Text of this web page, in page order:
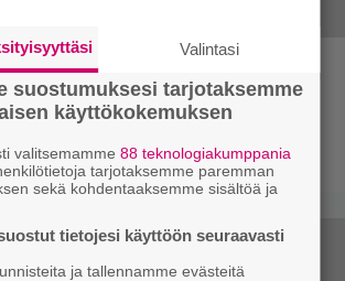
VII Revelation näytillä
Opening Night
Valintasi
suostumuksesi tarjotaksemme
käyttökokemuksen
valitsemamme88 teknologiakumppania
tarjotaksemme paremman
sekä kohdentaaksemme sisältöä ja
tietojesi käyttöön seuraavasti
ja tallennamme evästeitä